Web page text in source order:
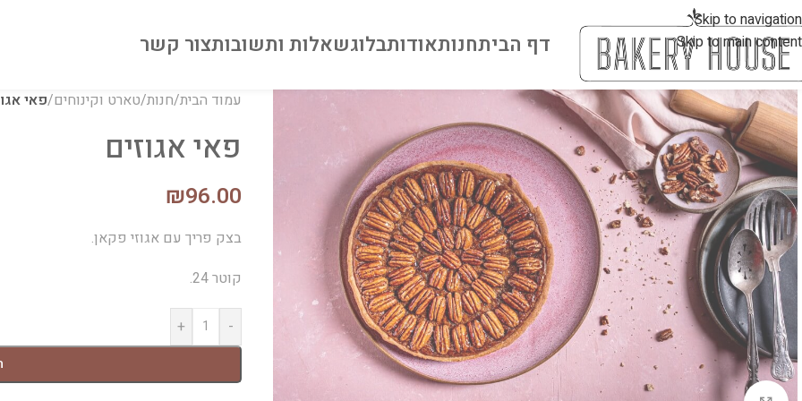
Skip to navigation
Skip to main content
דף הביתחנותאודותבלוגשאלות ותשובותצור קשר
עמוד הבית/חנות/טארט וקינוחים/פאי
פאי אגוזים
₪96.00
בצק פריך עם אגוזי פקאן.
קוטר 24.
-
+